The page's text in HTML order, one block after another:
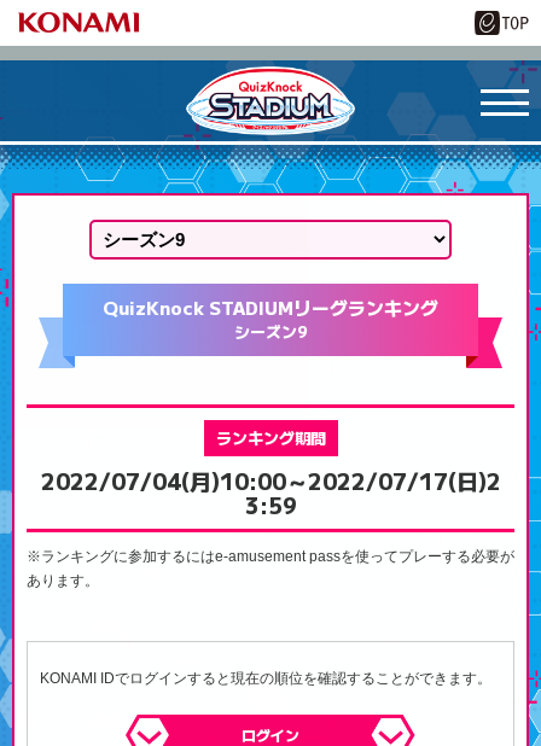
QuizKnock STADIUMリーグランキング
シーズン9
ランキング期間
2022/07/04(月)10:00～2022/07/17(日)2
3:59
※ランキングに参加するにはe-amusement passを使ってプレーする必要が
あります。
KONAMI IDでログインすると現在の順位を確認することができます。
ログイン